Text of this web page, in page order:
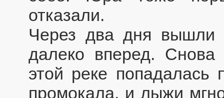
отказали.
Через два дня вышли
далеко вперед. Снова
этой реке попадалась
промокала, и лыжи